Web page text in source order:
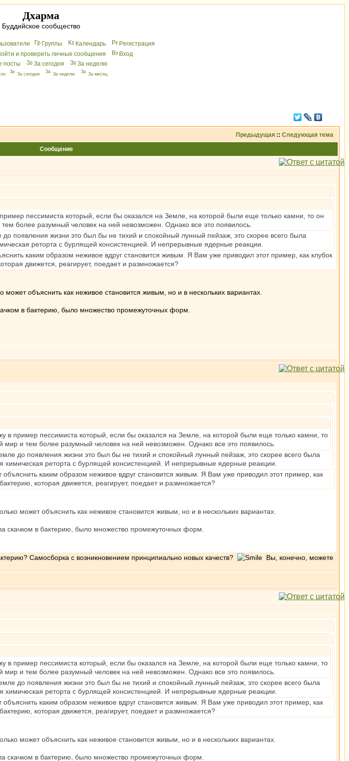
Дхарма
Буддийское сообщество
Группы Календарь
Peгиcтрaция
и проверить личные сообщения
Вхoд
посты
За сегодня За неделю
За сегодня За неделю За месяц
Предыдущая :: Следующая тема
Сообщение
пессимиста который, если бы оказался на Земле, на которой были еще только камни, то он
более разумный человек на ней невозможен. Однако все это появилось.
появления жизни это был бы не тихий и спокойный лунный пейзаж, это скорее всего была
реторта с бурлящей консистенцией. И непрерывные ядерные реакции.
каким образом неживое вдруг становится живым. Я Вам уже приводил этот пример, как клубок
движется, реагирует, поедает и размножается?
объяснить как неживое становится живым, но и в нескольких вариантах.
в бактерию, было множество промежуточных форм.
в пример пессимиста который, если бы оказался на Земле, на которой были еще только камни, то
мир и тем более разумный человек на ней невозможен. Однако все это появилось.
до появления жизни это был бы не тихий и спокойный лунный пейзаж, это скорее всего была
реторта с бурлящей консистенцией. И непрерывные ядерные реакции.
каким образом неживое вдруг становится живым. Я Вам уже приводил этот пример, как
которая движется, реагирует, поедает и размножается?
может объяснить как неживое становится живым, но и в нескольких вариантах.
скачком в бактерию, было множество промежуточных форм.
Самосборка с возникновением принципиально новых качеств?
Вы, конечно, можете
в пример пессимиста который, если бы оказался на Земле, на которой были еще только камни, то
мир и тем более разумный человек на ней невозможен. Однако все это появилось.
до появления жизни это был бы не тихий и спокойный лунный пейзаж, это скорее всего была
реторта с бурлящей консистенцией. И непрерывные ядерные реакции.
каким образом неживое вдруг становится живым. Я Вам уже приводил этот пример, как
которая движется, реагирует, поедает и размножается?
может объяснить как неживое становится живым, но и в нескольких вариантах.
скачком в бактерию, было множество промежуточных форм.